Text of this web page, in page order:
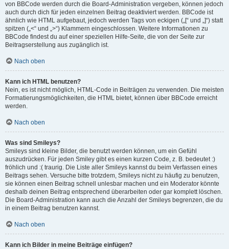
von BBCode werden durch die Board-Administration vergeben, können jedoch
auch durch dich für jeden einzelnen Beitrag deaktiviert werden. BBCode ist
ähnlich wie HTML aufgebaut, jedoch werden Tags von eckigen („[“ und „]“) statt
spitzen („<“ und „>“) Klammern eingeschlossen. Weitere Informationen zu
BBCode findest du auf einer speziellen Hilfe-Seite, die von der Seite zur
Beitragserstellung aus zugänglich ist.
Nach oben
Kann ich HTML benutzen?
Nein, es ist nicht möglich, HTML-Code in Beiträgen zu verwenden. Die meisten
Formatierungsmöglichkeiten, die HTML bietet, können über BBCode erreicht
werden.
Nach oben
Was sind Smileys?
Smileys sind kleine Bilder, die benutzt werden können, um ein Gefühl
auszudrücken. Für jeden Smiley gibt es einen kurzen Code, z. B. bedeutet :)
fröhlich und :( traurig. Die Liste aller Smileys kannst du beim Verfassen eines
Beitrags sehen. Versuche bitte trotzdem, Smileys nicht zu häufig zu benutzen,
sie können einen Beitrag schnell unlesbar machen und ein Moderator könnte
deshalb deinen Beitrag entsprechend überarbeiten oder gar komplett löschen.
Die Board-Administration kann auch die Anzahl der Smileys begrenzen, die du
in einem Beitrag benutzen kannst.
Nach oben
Kann ich Bilder in meine Beiträge einfügen?